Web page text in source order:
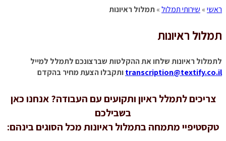
ראשי» שירותי תמלול»תמלול ראיונות
תמלול ראיונות
לתמלול ראיונות שלחו את ההקלטות שברצונכם לתמלל למייל
transcription@textify.co.ilותקבלו הצעת מחיר בהקדם
צריכים לתמלל ראיון ותקועים עם העבודה? אנחנו כאן
בשבילכם
טקסטיפיי מתמחה בתמלול ראיונות מכל הסוגים בינהם: